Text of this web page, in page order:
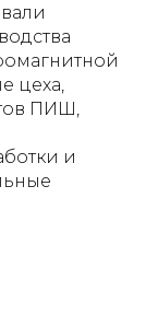
цеха,
ПИШ,
и